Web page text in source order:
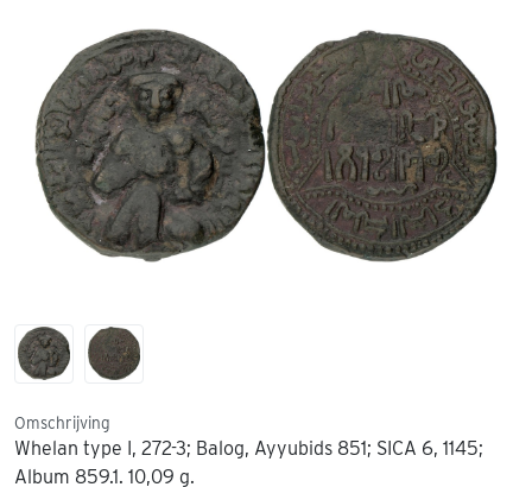
Omschrijving
Whelan type I, 272-3; Balog, Ayyubids 851; SICA 6, 1145;
Album 859.1. 10,09 g.